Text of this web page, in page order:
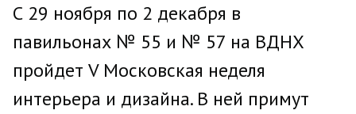
С 29 ноября по 2 декабря в
павильонах № 55 и № 57 на ВДНХ
пройдет V Московская неделя
интерьера и дизайна. В ней примут